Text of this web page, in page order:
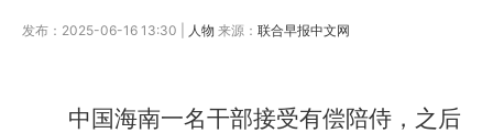
发布：2025-06-16 13:30 | 人物 来源： 联合早报中文网
中国海南一名干部接受有偿陪侍，之后